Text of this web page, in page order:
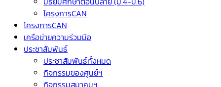
โครงการCAN
โครงการCAN
เครือข่ายความร่วมมือ
ประชาสัมพันธ์
ประชาสัมพันธ์ทั้งหมด
กิจกรรมของศูนย์ฯ
กิจกรรมสมาคมฯ